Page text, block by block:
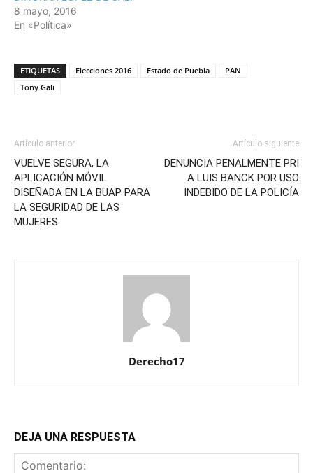
8 mayo, 2016
En «Política»
ETIQUETAS Elecciones 2016 Estado de Puebla
PAN
Tony Gali
Artículo anterior
VUELVE SEGURA, LA
APLICACIÓN MÓVIL
DISEÑADA EN LA BUAP PARA
LA SEGURIDAD DE LAS
MUJERES
Artículo siguiente
DENUNCIA PENALMENTE PRI
A LUIS BANCK POR USO
INDEBIDO DE LA POLICÍA
Derecho17
DEJA UNA RESPUESTA